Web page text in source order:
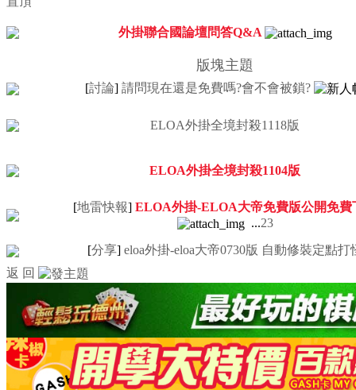
外掛聯合國論壇問答Q&A
版塊主題
[討論] 請問現在還是免費嗎?會不會被鎖?
ELOA外掛全境封殺1118版
ELOA外掛全境封殺1104版
[地雷快報] ELOA外掛-ELOA大帝免費版公開免費
...23
[分享] eloa外掛-eloa大帝0730版 自動修裝定點打
返 回